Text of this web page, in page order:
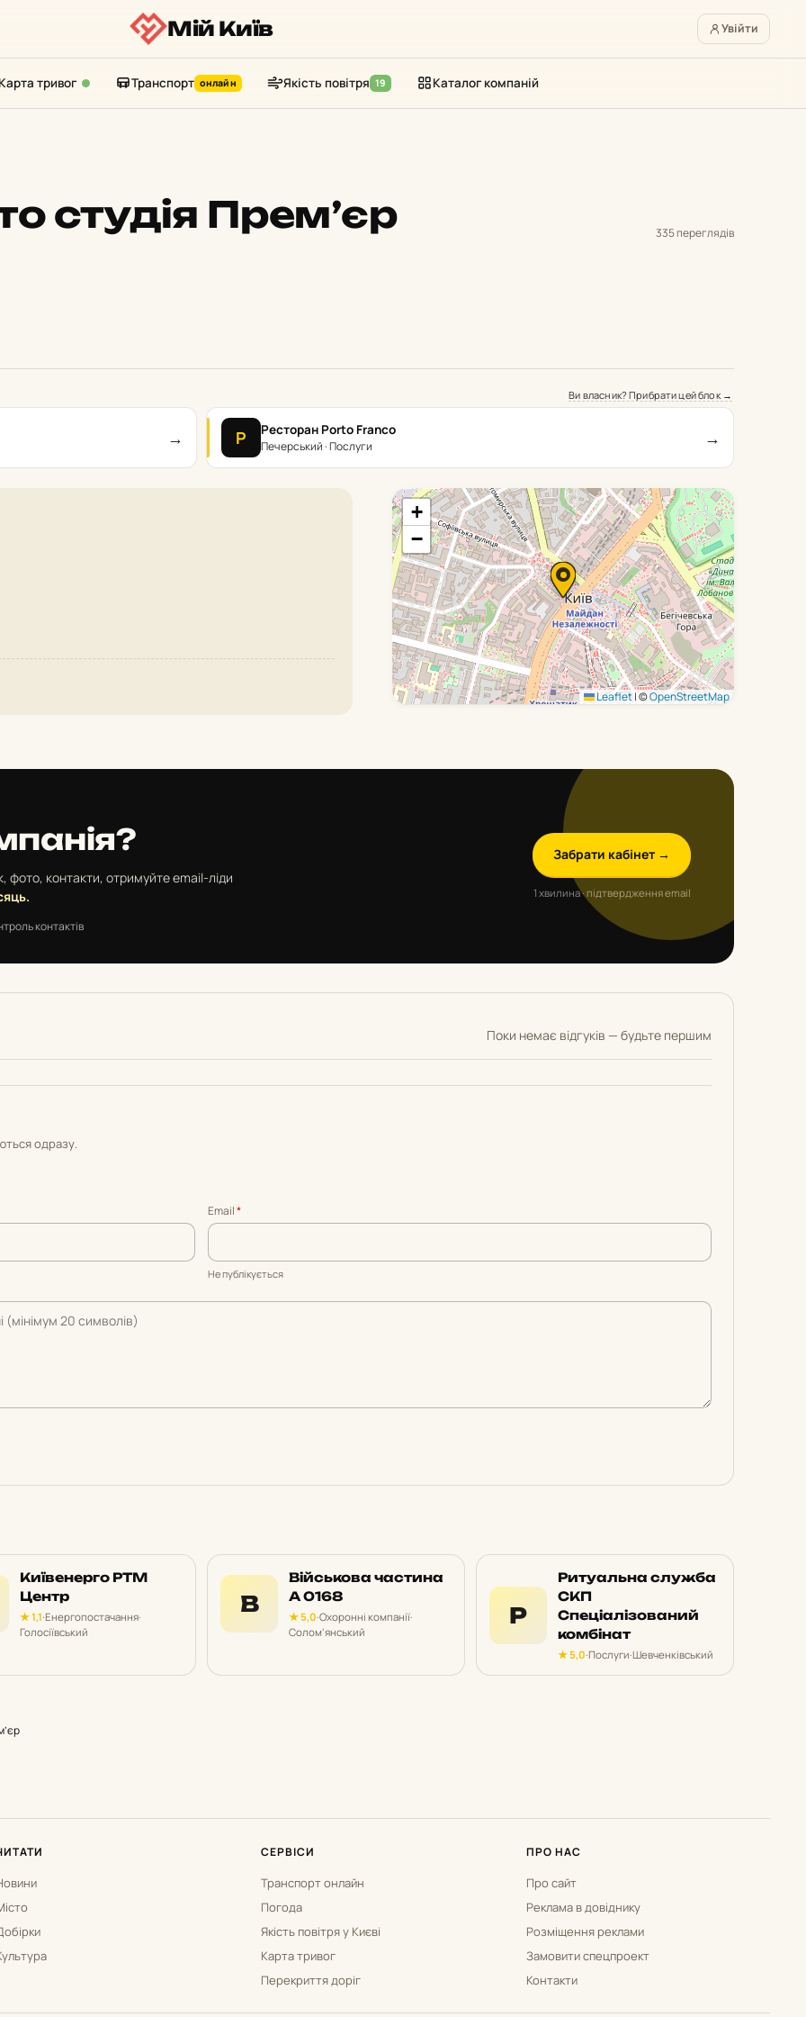
Мій Київ Увійти
Карта тривог Транспорт онлайн Якість повітря 19 Каталог компаній
студія Прем’єр 335 переглядів
Ви власник? Прибрати цей блок →
→ Р Ресторан Porto Franco
Печерський · Послуги →
+
−
Leaflet|©OpenStreetMap
фото, контакти, отримуйте email-ліди
контактів
Забрати кабінет →
1 хвилина · підтвердження email
Поки немає відгуків — будьте першим
одразу.
Email*
Не публікується
Київенерго РТМ
Центр
★ 1,1·Енергопостачання·
Голосіївський
В
Військова частина
А 0168
★ 5,0·Охоронні компанії·
Солом’янський
Р
Ритуальна служба
СКП
Спеціалізований
комбінат
★ 5,0·Послуги·Шевченківський
СЕРВІСИ
Транспорт онлайн
Погода
Якість повітря у Києві
Карта тривог
Перекриття доріг
ПРО НАС
Про сайт
Реклама в довіднику
Розміщення реклами
Замовити спецпроект
Контакти